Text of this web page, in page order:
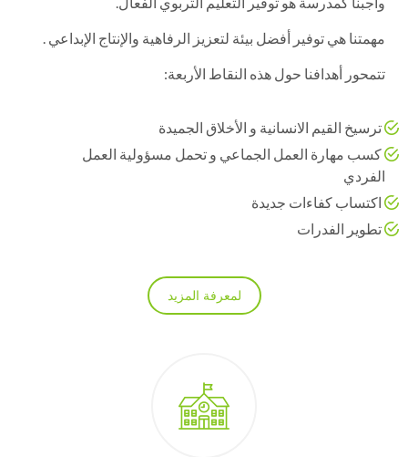
مهمتنا هي توفير أفضل بيئة لتعزيز الرفاهية والإنتاج الإبداعي .
تتمحور أهدافنا حول هذه النقاط الأربعة:
ترسيخ القيم الانسانية و الأخلاق الجميدة
كسب مهارة العمل الجماعي و تحمل مسؤولية العمل
الفردي
اكتساب كفاءات جديدة
تطوير الفدرات
لمعرفة المزيد